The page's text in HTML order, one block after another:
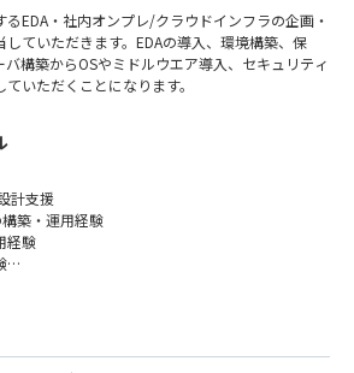
で先端ロジック半導体製造へ：ラピダスの小池
さら聞けない『Rapidusは何をやっている？』
説【TSMC】【サムスン】
watch?v=dQY-VjzvZUA
談】Rapidusは今までにないビジネスモデルを
watch?v=A1klwk6z2Qw
EDA・社内オンプレ/クラウドインフラの企画・
ていただきます。EDAの導入、環境構築、保
構築からOSやミドルウエア導入、セキュリティ
いただくことになります。
イロットラインが稼働し始め、2027年量産化に
す。
未来》
界やIT・PCメーカーなど多岐に渡りますがスマ
など私たちが扱う製品に必要不可欠な半導体。
くしては成り立たず、特に近年AIやIoTといった
体の需要を爆発的に高めています。
導体を製造するだけでなく、開発期間を世界最短
供。
www.rapidus.inc/business/
計支援
築・運用経験
経験
または半導体設計(領域問わず)の経験
などのスクリプティングスキル